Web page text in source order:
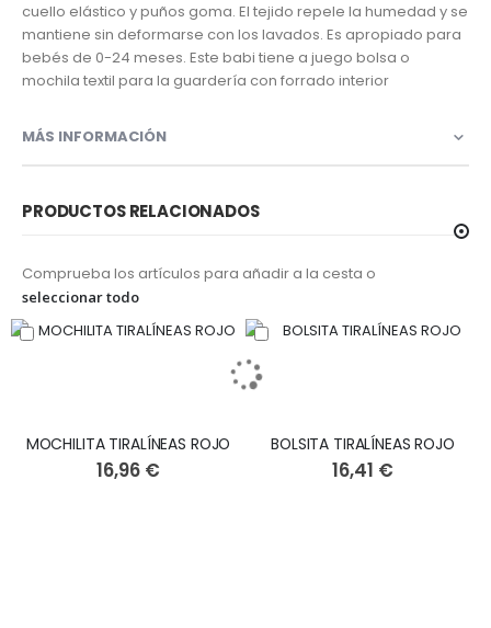
cuello elástico y puños goma. El tejido repele la humedad y se
mantiene sin deformarse con los lavados. Es apropiado para
bebés de 0-24 meses. Este babi tiene a juego bolsa o
mochila textil para la guardería con forrado interior
MÁS INFORMACIÓN
PRODUCTOS RELACIONADOS
Comprueba los artículos para añadir a la cesta o
seleccionar todo
MOCHILITA TIRALÍNEAS ROJO
16,96 €
BOLSITA TIRALÍNEAS ROJO
16,41 €